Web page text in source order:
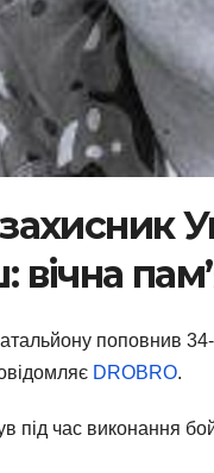
вічна
поповнив
DROBRO.
під час виконання